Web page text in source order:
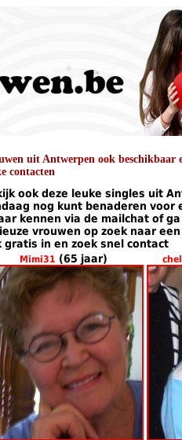
uit Antwerpen ook beschikbaar
contacten
ook deze leuke singles uit
nog kunt benaderen voor
kennen via de mailchat of
vrouwen op zoek naar
gratis in en zoek snel contact
Mimi31 (65 jaar)